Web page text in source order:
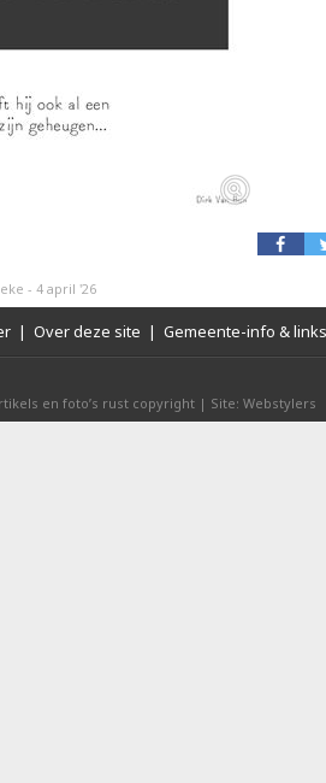
- 4 april '26
| Over deze site | Gemeente-info & links
en foto’s rust copyright | Site: Webstylers